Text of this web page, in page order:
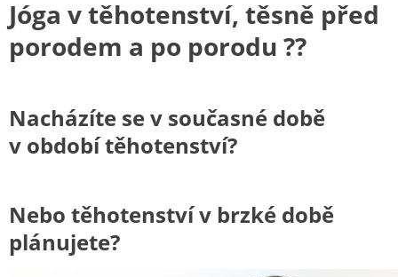
Jóga v těhotenství, těsně před
porodem a po porodu ??
Nacházíte se v současné době
v období těhotenství?
Nebo těhotenství v brzké době
plánujete?